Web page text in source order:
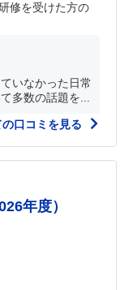
修を受けた方の
いなかった日常
多数の話題を...
口コミを見る
年度）